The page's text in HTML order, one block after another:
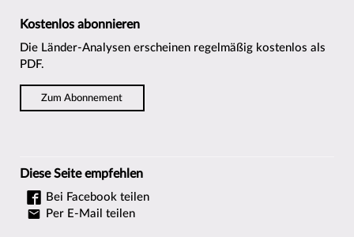
Kostenlos abonnieren
Die Länder-Analysen erscheinen regelmäßig kostenlos als
PDF.
Zum Abonnement
Diese Seite empfehlen
Bei Facebook teilen
Per E-Mail teilen